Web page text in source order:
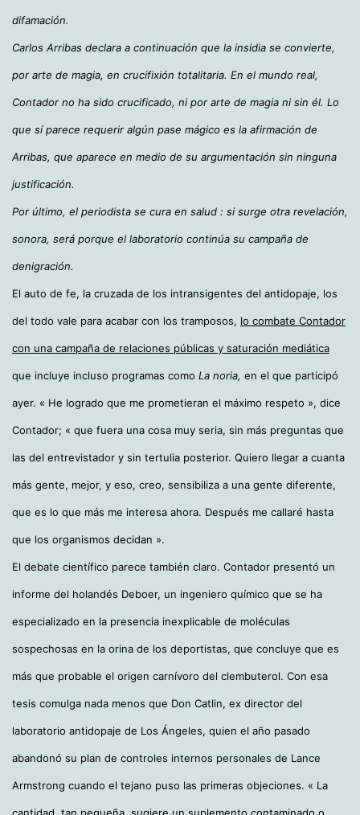
difamación.
Carlos Arribas declara a continuación que la insidia se convierte,
por arte de magia, en crucifixión totalitaria. En el mundo real,
Contador no ha sido crucificado, ni por arte de magia ni sin él. Lo
que sí parece requerir algún pase mágico es la afirmación de
Arribas, que aparece en medio de su argumentación sin ninguna
justificación.
Por último, el periodista se cura en salud : si surge otra revelación,
sonora, será porque el laboratorio continúa su campaña de
denigración.
El auto de fe, la cruzada de los intransigentes del antidopaje, los
del todo vale para acabar con los tramposos, lo combate Contador
con una campaña de relaciones públicas y saturación mediática
que incluye incluso programas como La noria, en el que participó
ayer. « He logrado que me prometieran el máximo respeto », dice
Contador; « que fuera una cosa muy seria, sin más preguntas que
las del entrevistador y sin tertulia posterior. Quiero llegar a cuanta
más gente, mejor, y eso, creo, sensibiliza a una gente diferente,
que es lo que más me interesa ahora. Después me callaré hasta
que los organismos decidan ».
El debate científico parece también claro. Contador presentó un
informe del holandés Deboer, un ingeniero químico que se ha
especializado en la presencia inexplicable de moléculas
sospechosas en la orina de los deportistas, que concluye que es
más que probable el origen carnívoro del clembuterol. Con esa
tesis comulga nada menos que Don Catlin, ex director del
laboratorio antidopaje de Los Ángeles, quien el año pasado
abandonó su plan de controles internos personales de Lance
Armstrong cuando el tejano puso las primeras objeciones. « La
cantidad, tan pequeña, sugiere un suplemento contaminado o